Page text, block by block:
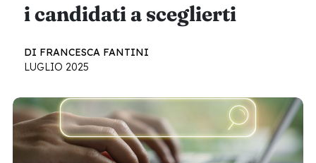
i candidati a sceglierti
DI FRANCESCA FANTINI
LUGLIO 2025